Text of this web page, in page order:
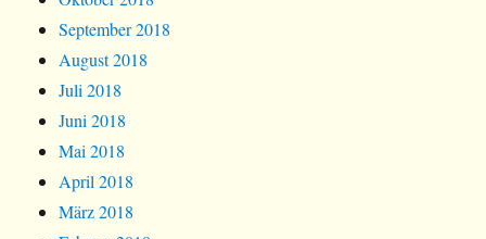
September 2018
August 2018
Juli 2018
Juni 2018
Mai 2018
April 2018
März 2018